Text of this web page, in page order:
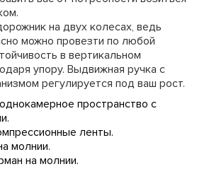
на двух колесах, ведь
можно провезти по любой
в вертикальном
упору. Выдвижная ручка с
регулируется под ваш рост.
пространство с
ленты.
молнии.
на молнии.